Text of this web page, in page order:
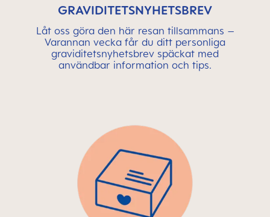
GRAVIDITETSNYHETSBREV
Låt oss göra den här resan tillsammans –
Varannan vecka får du ditt personliga
graviditetsnyhetsbrev späckat med
användbar information och tips.